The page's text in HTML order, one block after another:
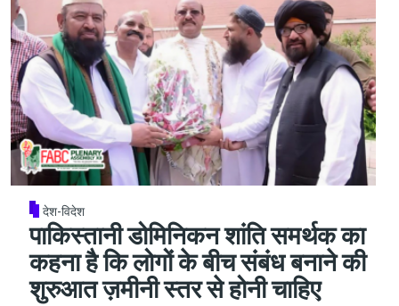
देश-विदेश
पाकिस्तानी डोमिनिकन शांति समर्थक का
कहना है कि लोगों के बीच संबंध बनाने की
शुरुआत ज़मीनी स्तर से होनी चाहिए